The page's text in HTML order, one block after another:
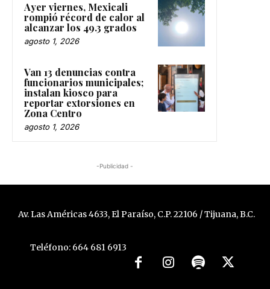
Ayer viernes, Mexicali
rompió récord de calor al
alcanzar los 49.3 grados
agosto 1, 2026
Van 13 denuncias contra
funcionarios municipales;
instalan kiosco para
reportar extorsiones en
Zona Centro
agosto 1, 2026
-Publicidad -
Av. Las Américas 4633, El Paraíso, C.P. 22106 / Tijuana, B.C.
Teléfono: 664 681 6913